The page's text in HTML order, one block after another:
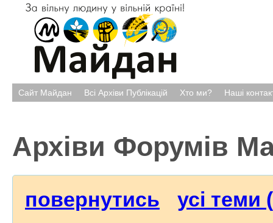
Сайт Майдан Всі Архіви Публікацій Хто ми? Наші
Архіви Форумів
повернутись усі теми